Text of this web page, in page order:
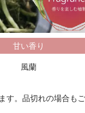
甘い香り
風蘭
。品切れの場合も